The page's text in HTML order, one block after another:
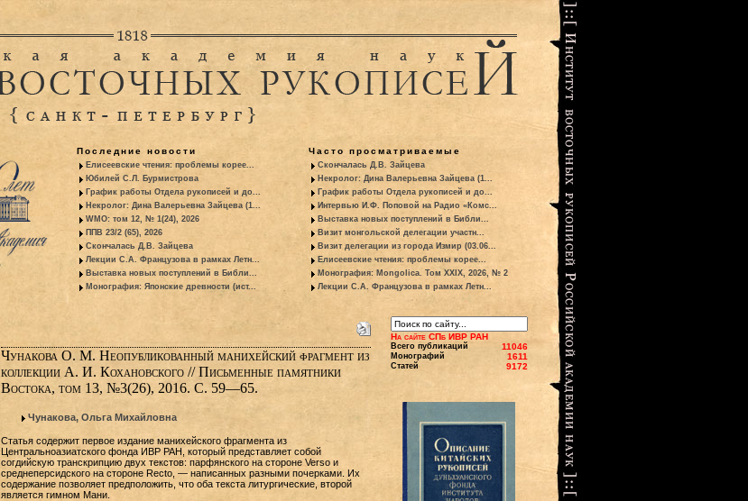
Последние новости
Елисеевские чтения: проблемы корее...
Юбилей С.Л. Бурмистрова
График работы Отдела рукописей и до...
Некролог: Дина Валерьевна Зайцева (1...
WMO: том 12, № 1(24), 2026
ППВ 23/2 (65), 2026
Скончалась Д.В. Зайцева
Лекции С.А. Французова в рамках Летн...
Выставка новых поступлений в Библи...
Монография: Японские древности (ист...
Часто просматриваемые
Скончалась Д.В. Зайцева
Некролог: Дина Валерьевна Зайцева (1...
График работы Отдела рукописей и до...
Интервью И.Ф. Поповой на Радио «Комс...
Выставка новых поступлений в Библи...
Визит монгольской делегации участн...
Визит делегации из города Измир (03.06...
Елисеевские чтения: проблемы корее...
Монография: Mongolica. Том XXIX, 2026, № 2
Лекции С.А. Французова в рамках Летн...
Чунакова О. М. Неопубликованный манихейский фрагмент из
коллекции А. И. Кохановского // Письменные памятники
Востока, том 13, №3(26), 2016. С. 59—65.
Чунакова, Ольга Михайловна
Статья содержит первое издание манихейского фрагмента из
Центральноазиатского фонда ИВР РАН, который представляет собой
согдийскую транскрипцию двух текстов: парфянского на стороне Verso и
среднеперсидского на стороне Recto, — написанных разными почерками. Их
содержание позволяет предположить, что оба текста литургические, второй
является гимном Мани.
На сайте СПб ИВР РАН
Всего публикаций 11046
Монографий 1611
Статей 9172